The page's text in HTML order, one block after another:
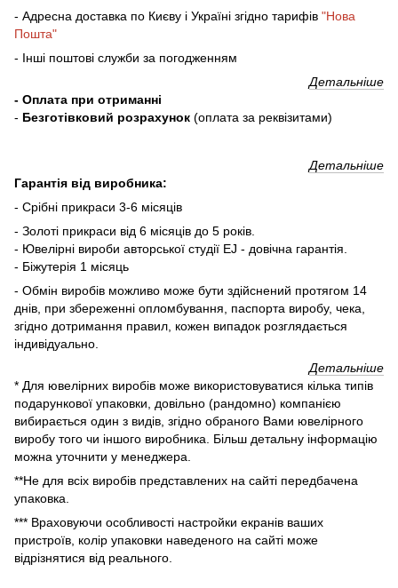
- Адресна доставка по Києву і Україні згідно тарифів "Нова
Пошта"
- Інші поштові служби за погодженням
Детальніше
- Оплата при отриманні
- Безготівковий розрахунок (оплата за реквізитами)
Детальніше
Гарантія від виробника:
- Срібні прикраси 3-6 місяців
- Золоті прикраси від 6 місяців до 5 років.
- Ювелірні вироби авторської студії EJ - довічна гарантія.
- Біжутерія 1 місяць
- Обмін виробів можливо може бути здійснений протягом 14
днів, при збереженні опломбування, паспорта виробу, чека,
згідно дотримання правил, кожен випадок розглядається
індивідуально.
Детальніше
* Для ювелірних виробів може використовуватися кілька типів
подарункової упаковки, довільно (рандомно) компанією
вибирається один з видів, згідно обраного Вами ювелірного
виробу того чи іншого виробника. Більш детальну інформацію
можна уточнити у менеджера.
**Не для всіх виробів представлених на сайті передбачена
упаковка.
*** Враховуючи особливості настройки екранів ваших
пристроїв, колір упаковки наведеного на сайті може
відрізнятися від реального.